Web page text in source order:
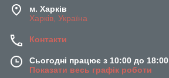
м. Харків
Харків, Україна
Контакти
Сьогодні працює з 10:00 до 18:00
Показати весь графік роботи